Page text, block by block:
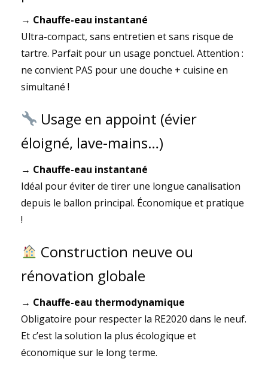
→ Chauffe-eau instantané
Ultra-compact, sans entretien et sans risque de
tartre. Parfait pour un usage ponctuel. Attention :
ne convient PAS pour une douche + cuisine en
simultané !
Usage en appoint (évier
éloigné, lave-mains…)
→ Chauffe-eau instantané
Idéal pour éviter de tirer une longue canalisation
depuis le ballon principal. Économique et pratique
!
Construction neuve ou
rénovation globale
→ Chauffe-eau thermodynamique
Obligatoire pour respecter la RE2020 dans le neuf.
Et c’est la solution la plus écologique et
économique sur le long terme.